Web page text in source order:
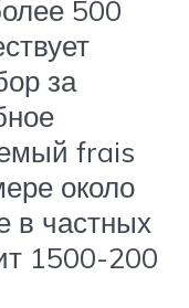
500
за
frais
около
в частных
1500-200